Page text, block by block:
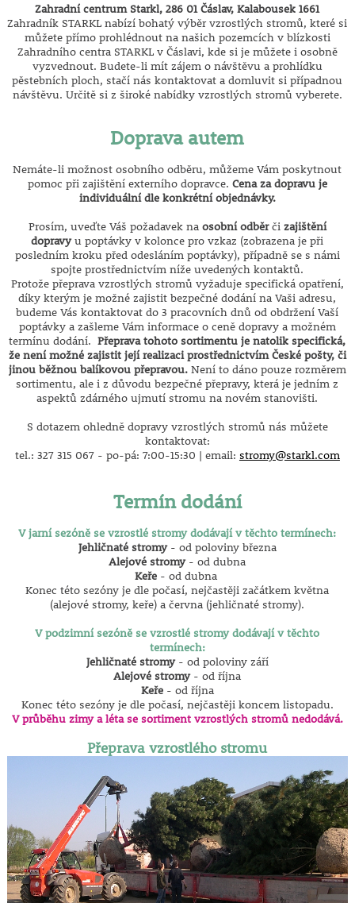
Zahradní centrum Starkl, 286 01 Čáslav, Kalabousek 1661
Zahradník STARKL nabízí bohatý výběr vzrostlých stromů, které si
můžete přímo prohlédnout na našich pozemcích v blízkosti
Zahradního centra STARKL v Čáslavi, kde si je můžete i osobně
vyzvednout. Budete-li mít zájem o návštěvu a prohlídku
pěstebních ploch, stačí nás kontaktovat a domluvit si případnou
návštěvu. Určitě si z široké nabídky vzrostlých stromů vyberete.
Doprava autem
Nemáte-li možnost osobního odběru, můžeme Vám poskytnout
pomoc při zajištění externího dopravce. Cena za dopravu je
individuální dle konkrétní objednávky.
Prosím, uveďte Váš požadavek na osobní odběrči zajištění
dopravyu poptávky v kolonce pro vzkaz (zobrazena je při
posledním kroku před odesláním poptávky), případně se s námi
spojte prostřednictvím níže uvedených kontaktů.
Protože přeprava vzrostlých stromů vyžaduje specifická opatření,
díky kterým je možné zajistit bezpečné dodání na Vaši adresu,
budeme Vás kontaktovat do 3 pracovních dnů od obdržení Vaší
poptávky a zašleme Vám informace o ceně dopravy a možném
termínu dodání.Přeprava tohoto sortimentu je natolik specifická,
že není možné zajistit její realizaci prostřednictvím České pošty, či
jinou běžnou balíkovou přepravou.Není to dáno pouze rozměrem
sortimentu, ale i z důvodu bezpečné přepravy, která je jedním z
aspektů zdárného ujmutí stromu na novém stanovišti.
S dotazem ohledně dopravy vzrostlých stromů nás můžete
kontaktovat:
tel.: 327 315 067 - po-pá: 7:00-15:30 | email: stromy@starkl.com
Termín dodání
V jarní sezóně se vzrostlé stromy dodávají v těchto termínech:
Jehličnaté stromy - od poloviny března
Alejové stromy - od dubna
Keře - od dubna
Konec této sezóny je dle počasí, nejčastěji začátkem května
(alejové stromy, keře) a června (jehličnaté stromy).
V podzimní sezóně se vzrostlé stromy dodávají v těchto
termínech:
Jehličnaté stromy - od poloviny září
Alejové stromy - od října
Keře - od října
Konec této sezóny je dle počasí, nejčastěji koncem listopadu.
V průběhu zimy a léta se sortiment vzrostlých stromů nedodává.
Přeprava vzrostlého stromu